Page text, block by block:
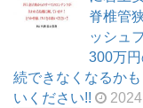
脊椎管
ッシュ
300万
続できなくなるか
いください!!